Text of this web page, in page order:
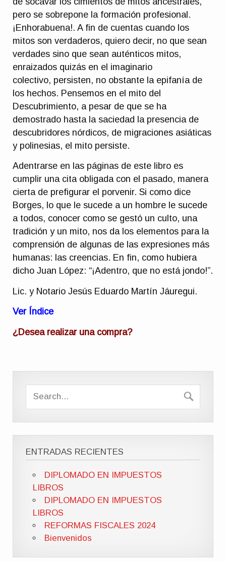
pero se sobrepone la formación profesional.
¡Enhorabuena!. A fin de cuentas cuando los
mitos son verdaderos, quiero decir, no que sean
verdades sino que sean auténticos mitos,
enraizados quizás en el imaginario
colectivo, persisten, no obstante la epifanía de
los hechos. Pensemos en el mito del
Descubrimiento, a pesar de que se ha
demostrado hasta la saciedad la presencia de
descubridores nórdicos, de migraciones asiáticas
y polinesias, el mito persiste.
Adentrarse en las páginas de este libro es
cumplir una cita obligada con el pasado, manera
cierta de prefigurar el porvenir. Si como dice
Borges, lo que le sucede a un hombre le sucede
a todos, conocer como se gestó un culto, una
tradición y un mito, nos da los elementos para la
comprensión de algunas de las expresiones más
humanas: las creencias. En fin, como hubiera
dicho Juan López: “¡Adentro, que no está jondo!”.
Lic. y Notario Jesús Eduardo Martín Jáuregui.
Ver Índice
¿Desea realizar una compra?
ENTRADAS RECIENTES
DIPLOMADO EN IMPUESTOS
LIBROS
DIPLOMADO EN IMPUESTOS
LIBROS
REFORMAS FISCALES 2024
Bienvenidos